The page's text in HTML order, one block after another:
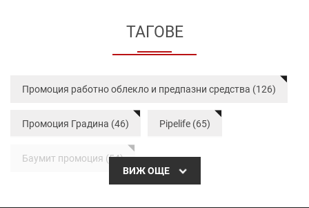
ТАГОВЕ
Промоция работно облекло и предпазни средства (126)
Промоция Градина (46) Pipelife (65)
Баумит промоция (54)
ВИЖ ОЩЕ